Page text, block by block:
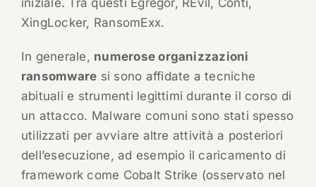
iniziale. Tra questi Egregor, REvil, Conti,
XingLocker, RansomExx.
In generale, numerose organizzazioni
ransomware si sono affidate a tecniche
abituali e strumenti legittimi durante il corso di
un attacco. Malware comuni sono stati spesso
utilizzati per avviare altre attività a posteriori
dell’esecuzione, ad esempio il caricamento di
framework come Cobalt Strike (osservato nel